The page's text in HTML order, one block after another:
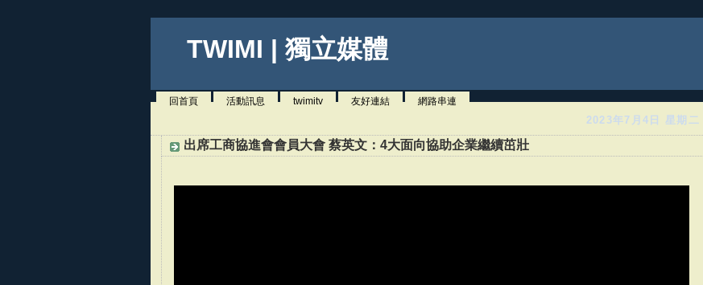
TWIMI | 獨立媒體
回首頁 活動訊息 twimitv 友好連結 網路串連
2023年7月4日 星期二
出席工商協進會會員大會 蔡英文：4大面向協助企業繼續茁壯